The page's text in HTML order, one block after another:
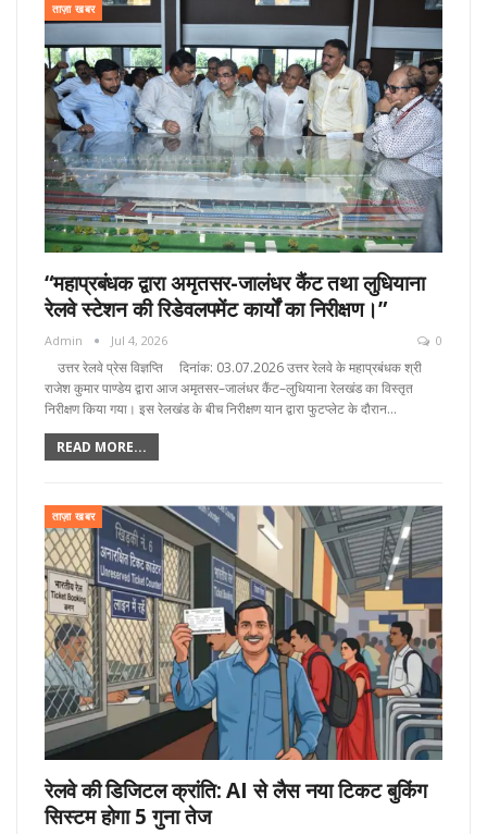
ताज़ा खबर
“महाप्रबंधक द्वारा अमृतसर-जालंधर कैंट तथा लुधियाना
रेलवे स्टेशन की रिडेवलपमेंट कार्यों का निरीक्षण।”
Admin Jul 4, 2026 0
उत्तर रेलवे प्रेस विज्ञप्ति दिनांक: 03.07.2026 उत्तर रेलवे के महाप्रबंधक श्री
राजेश कुमार पाण्डेय द्वारा आज अमृतसर–जालंधर कैंट–लुधियाना रेलखंड का विस्तृत
निरीक्षण किया गया। इस रेलखंड के बीच निरीक्षण यान द्वारा फुटप्लेट के दौरान…
READ MORE...
ताज़ा खबर
रेलवे की डिजिटल क्रांति: AI से लैस नया टिकट बुकिंग
सिस्टम होगा 5 गुना तेज